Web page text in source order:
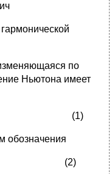
по
Ньютона имеет